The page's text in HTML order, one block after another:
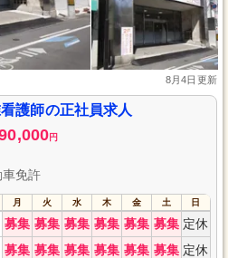
8月4日更新
護師の正社員求人
円
免許
月 火 水 木 金 土 日
募集 募集 募集 募集 募集 募集 定休
募集 募集 募集 募集 募集 募集 定休